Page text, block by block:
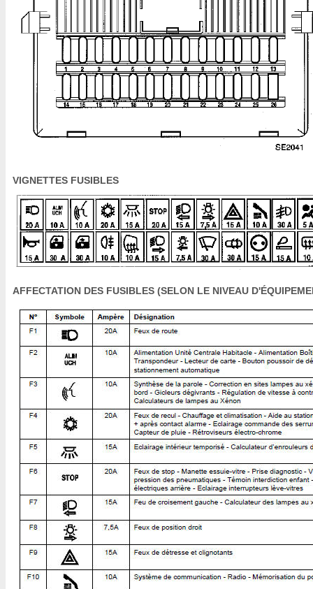
VIGNETTES FUSIBLES
AFFECTATION DES FUSIBLES (SELON LE NIVEAU